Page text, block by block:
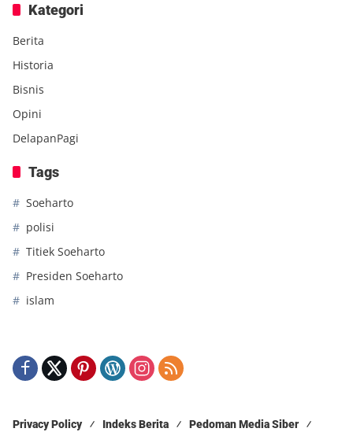
Kategori
Berita
Historia
Bisnis
Opini
DelapanPagi
Tags
Soeharto
polisi
Titiek Soeharto
Presiden Soeharto
islam
Privacy Policy Indeks Berita Pedoman Media Siber